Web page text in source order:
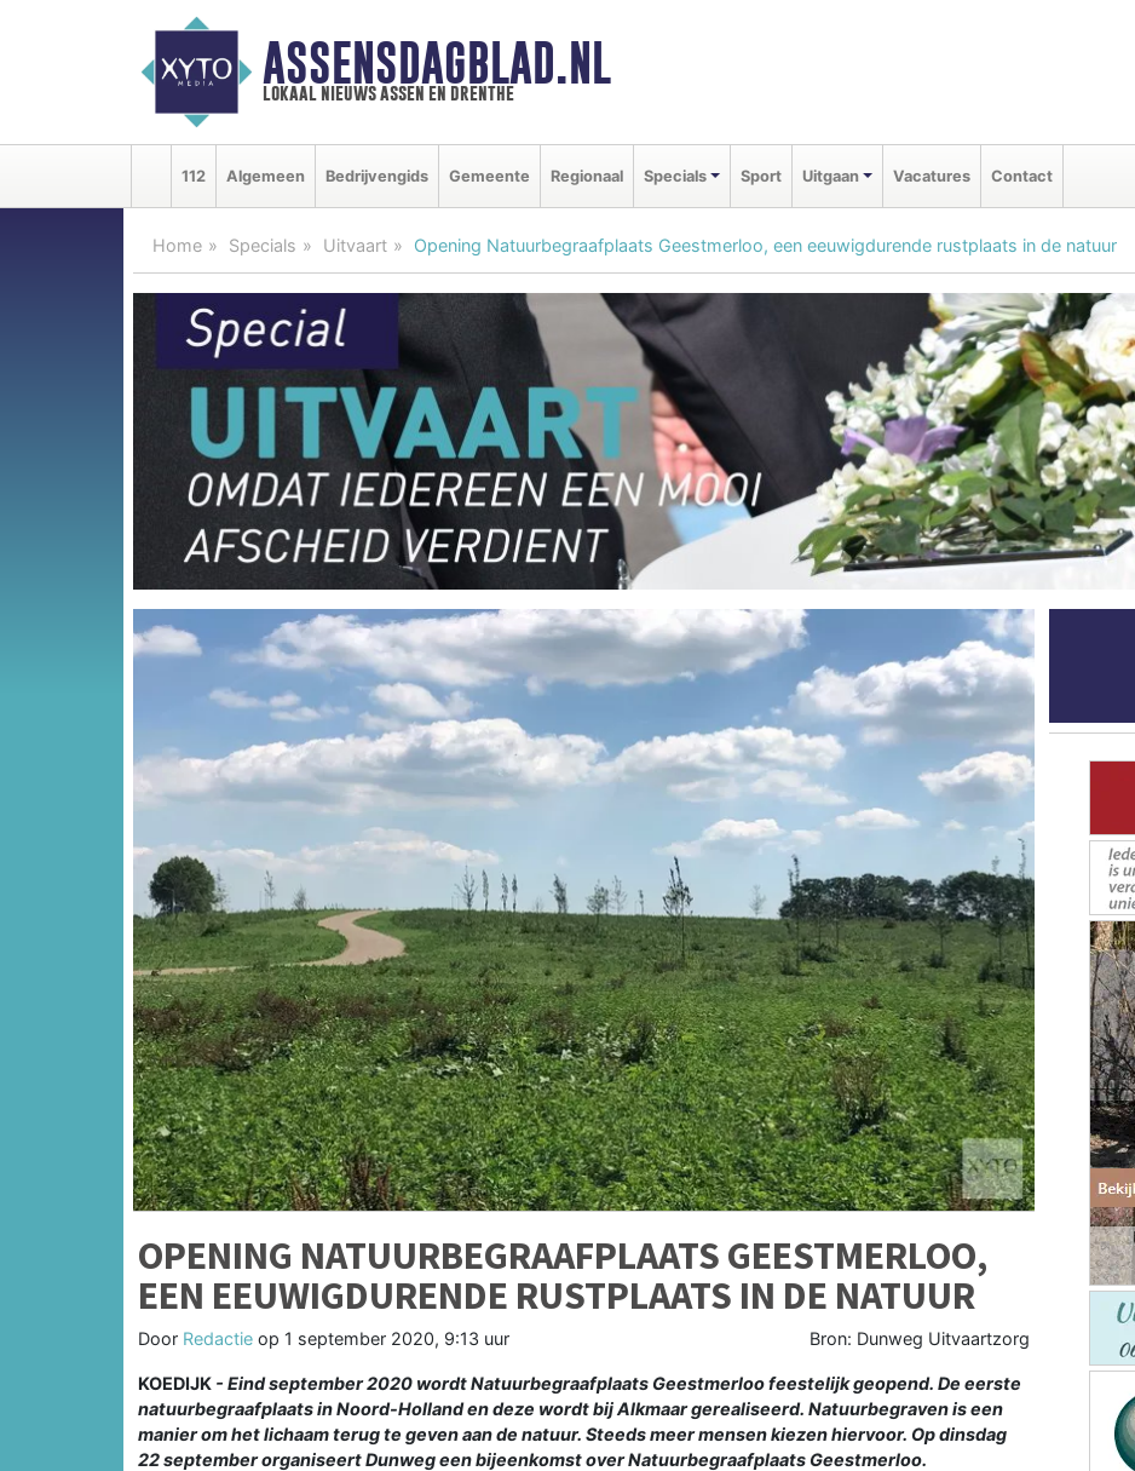
ASSENSDAGBLAD.NL
lokaal nieuws assen en drenthe
112 Algemeen Bedrijvengids Gemeente Regionaal Specials Sport Uitgaan Vacatures Contact
Home Specials Uitvaart Opening Natuurbegraafplaats Geestmerloo, een eeuwigdurende rustplaats in de natuur
OPENING NATUURBEGRAAFPLAATS GEESTMERLOO,
EEN EEUWIGDURENDE RUSTPLAATS IN DE NATUUR
Door Redactie op 1 september 2020, 9:13 uur Bron: Dunweg Uitvaartzorg
KOEDIJK - Eind september 2020 wordt Natuurbegraafplaats Geestmerloo feestelijk geopend. De eerste
natuurbegraafplaats in Noord-Holland en deze wordt bij Alkmaar gerealiseerd. Natuurbegraven is een
manier om het lichaam terug te geven aan de natuur. Steeds meer mensen kiezen hiervoor. Op dinsdag
22 september organiseert Dunweg een bijeenkomst over Natuurbegraafplaats Geestmerloo.